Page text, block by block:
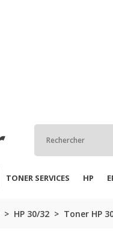
TONER SERVICES HP
HP 30/32 Toner HP